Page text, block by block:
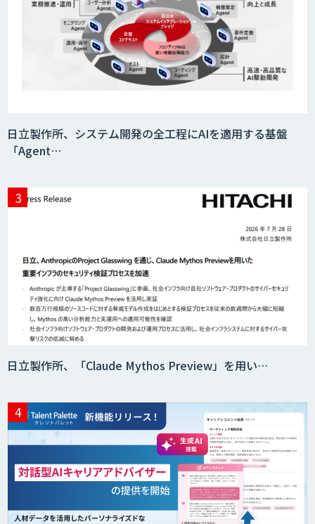
日立製作所、システム開発の全工程にAIを適用する基盤
「Agent…
日立製作所、「Claude Mythos Preview」を用い…